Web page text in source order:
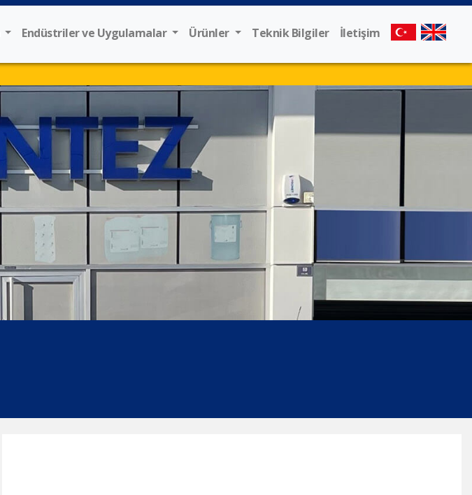
Endüstriler ve Uygulamalar Ürünler Teknik Bilgiler İletişim